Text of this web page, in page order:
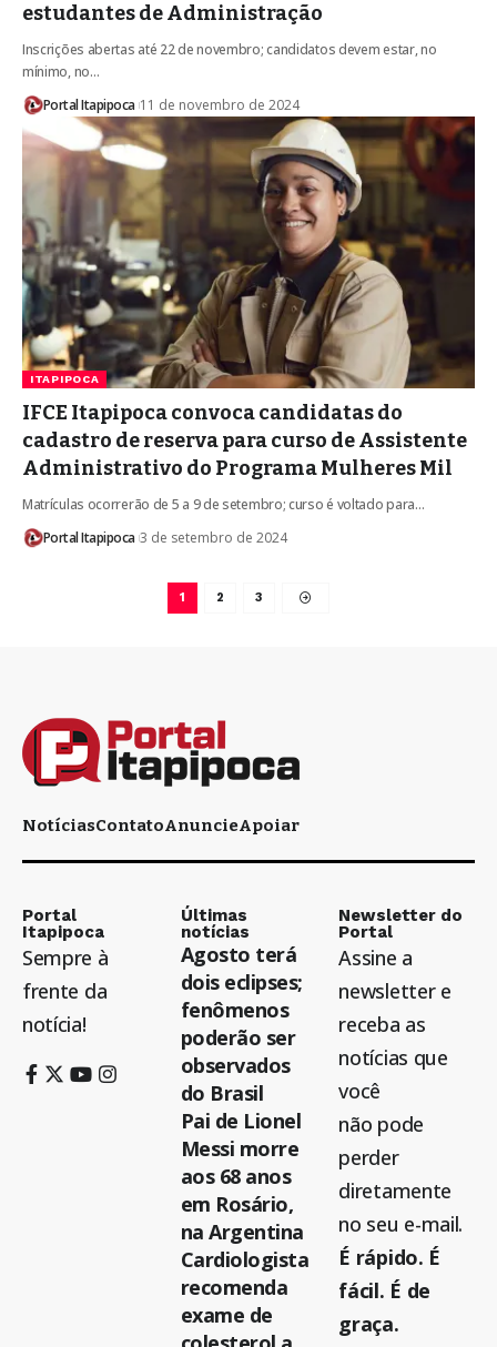
estudantes de Administração
Inscrições abertas até 22 de novembro; candidatos devem estar, no
mínimo, no…
Portal Itapipoca 11 de novembro de 2024
ITAPIPOCA
IFCE Itapipoca convoca candidatas do
cadastro de reserva para curso de Assistente
Administrativo do Programa Mulheres Mil
Matrículas ocorrerão de 5 a 9 de setembro; curso é voltado para…
Portal Itapipoca 3 de setembro de 2024
1 2 3
NotíciasContatoAnuncieApoiar
Portal
Itapipoca
Sempre à
frente da
notícia!
Últimas
notícias
Agosto terá
dois eclipses;
fenômenos
poderão ser
observados
do Brasil
Pai de Lionel
Messi morre
aos 68 anos
em Rosário,
na Argentina
Cardiologista
recomenda
exame de
Newsletter do
Portal
Assine a
newsletter e
receba as
notícias que
você
não pode
perder
diretamente
no seu e-mail.
É rápido. É
fácil. É de
graça.